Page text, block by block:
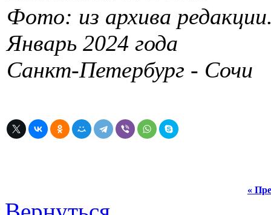
Фото: из архива
Январь 2024 года
Санкт-Петербург - Сочи
«